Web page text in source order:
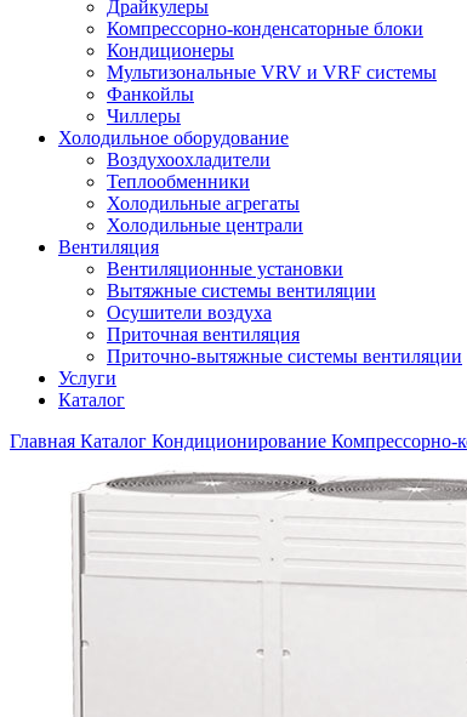
Драйкулеры
Компрессорно-конденсаторные блоки
Кондиционеры
Мультизональные VRV и VRF системы
Фанкойлы
Чиллеры
Холодильное оборудование
Воздухоохладители
Теплообменники
Холодильные агрегаты
Холодильные централи
Вентиляция
Вентиляционные установки
Вытяжные системы вентиляции
Осушители воздуха
Приточная вентиляция
Приточно-вытяжные системы вентиляции
Услуги
Каталог
Главная Каталог Кондиционирование Компрессорно-